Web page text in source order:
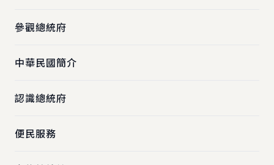
參觀總統府
中華民國簡介
認識總統府
便民服務